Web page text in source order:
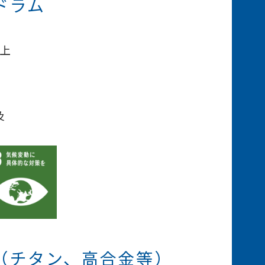
チタン、高合金等）